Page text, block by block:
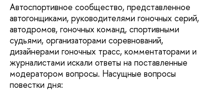
Автоспортивное сообщество, представленное
автогонщиками, руководителями гоночных серий,
автодромов, гоночных команд, спортивными
судьями, организаторами соревнований,
дизайнерами гоночных трасс, комментаторами и
журналистами искали ответы на поставленные
модератором вопросы. Насущные вопросы
повестки дня: